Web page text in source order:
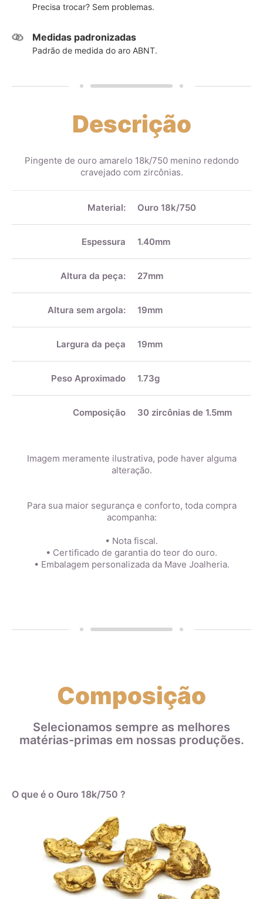
Precisa trocar? Sem problemas.
Medidas padronizadas
Padrão de medida do aro ABNT.
Descrição
Pingente de ouro amarelo 18k/750 menino redondo
cravejado com zircônias.
Material: Ouro 18k/750
Espessura 1.40mm
Altura da peça: 27mm
Altura sem argola: 19mm
Largura da peça 19mm
Peso Aproximado 1.73g
Composição 30 zircônias de 1.5mm
Imagem meramente ilustrativa, pode haver alguma
alteração.
Para sua maior segurança e conforto, toda compra
acompanha:
• Nota fiscal.
• Certificado de garantia do teor do ouro.
• Embalagem personalizada da Mave Joalheria.
Composição
Selecionamos sempre as melhores
matérias-primas em nossas produções.
O que é o Ouro 18k/750 ?